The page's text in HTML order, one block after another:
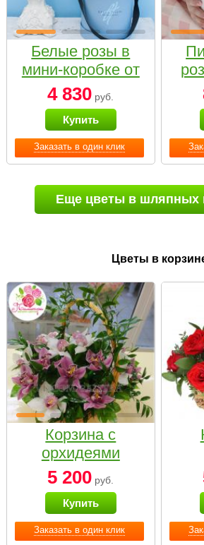
Заказать в один клик
Белые розы в
мини-коробке от
Bella Fiori
4 830 руб.
Купить
Еще цветы в шляпных
Цветы в
Заказать в один клик
Корзина с
орхидеями
малая
5 200 руб.
Купить